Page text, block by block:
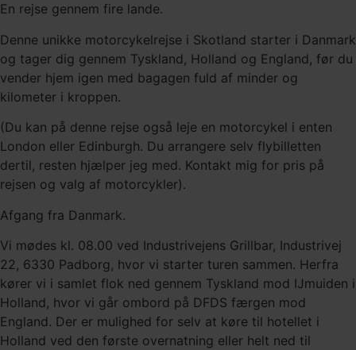
En rejse gennem fire lande.
Denne unikke motorcykelrejse i Skotland starter i Danmark
og tager dig gennem Tyskland, Holland og England, før du
vender hjem igen med bagagen fuld af minder og
kilometer i kroppen.
(Du kan på denne rejse også leje en motorcykel i enten
London eller Edinburgh. Du arrangere selv flybilletten
dertil, resten hjælper jeg med. Kontakt mig for pris på
rejsen og valg af motorcykler).
Afgang fra Danmark.
Vi mødes kl. 08.00 ved Industrivejens Grillbar, Industrivej
22, 6330 Padborg, hvor vi starter turen sammen. Herfra
kører vi i samlet flok ned gennem Tyskland mod IJmuiden i
Holland, hvor vi går ombord på DFDS færgen mod
England. Der er mulighed for selv at køre til hotellet i
Holland ved den første overnatning eller helt ned til